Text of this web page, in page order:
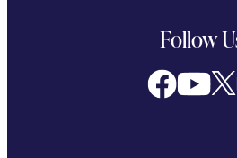
Follow